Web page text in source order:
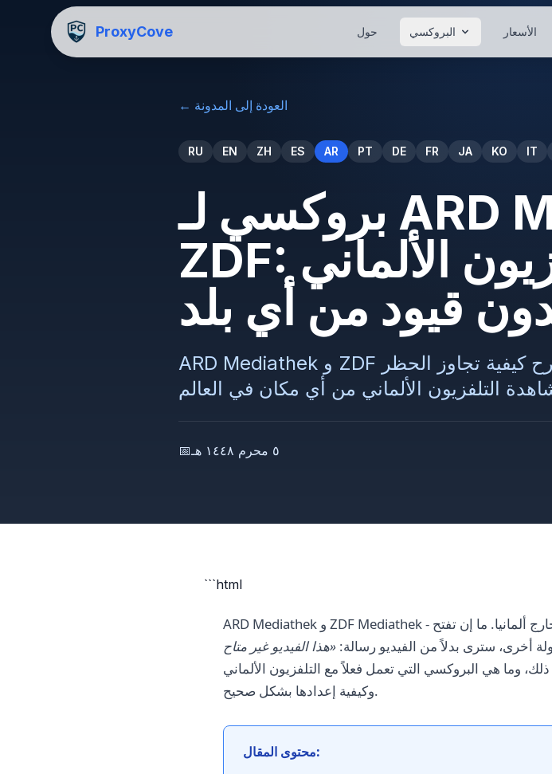
ProxyCove حول البروكسي الأسعار
← العودة إلى المدونة
RU EN ZH ES AR PT DE FR JA KO IT
بروكسي لـ ARD Mediathek و
ZDF: مشاهدة التلفزيون الألماني
قيود من أي بلد
ARD Mediathek و ZDF تمنعان الوصول من خارج ألمانيا. نشرح كيفية تجاوز الحظر
📅 ٥ محرم ١٤٤٨ هـ
```html
ARD Mediathek و ZDF Mediathek - أكبر منصات البث الألمانية - مغلقة أمام المستخدمين خارج ألمانيا. ما إن تفتح
أخرى، سترى بدلاً من الفيديو رسالة: «هذا الفيديو غير متاح
وما هي البروكسي التي تعمل فعلاً مع التلفزيون الألماني
وكيفية إعدادها بشكل صحيح.
محتوى المقال: